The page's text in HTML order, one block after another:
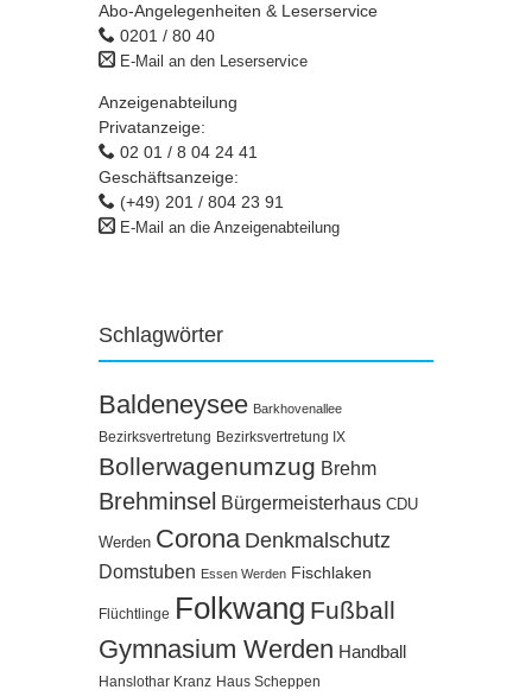
Abo-Angelegenheiten & Leserservice
0201 / 80 40
E-Mail an den Leserservice
Anzeigenabteilung
Privatanzeige:
02 01 / 8 04 24 41
Geschäftsanzeige:
(+49) 201 / 804 23 91
E-Mail an die Anzeigenabteilung
Schlagwörter
Baldeneysee Barkhovenallee
Bezirksvertretung Bezirksvertretung IX
Bollerwagenumzug Brehm
Brehminsel Bürgermeisterhaus CDU
Werden Corona Denkmalschutz
Domstuben Essen Werden Fischlaken
Flüchtlinge Folkwang Fußball
Gymnasium Werden Handball
Hanslothar Kranz Haus Scheppen